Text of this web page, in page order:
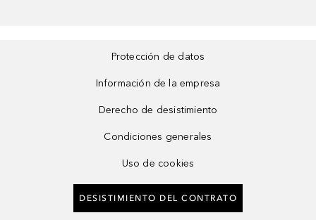
Protección de datos
Información de la empresa
Derecho de desistimiento
Condiciones generales
Uso de cookies
DESISTIMIENTO DEL CONTRATO